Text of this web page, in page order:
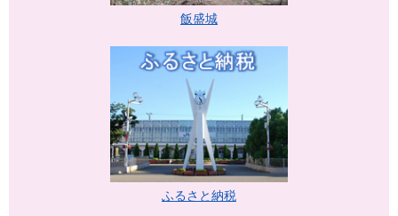
飯盛城
ふるさと納税